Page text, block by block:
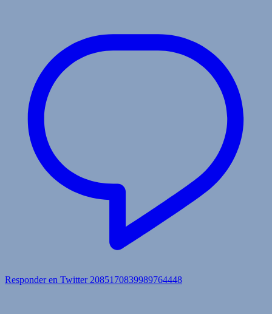
Responder en Twitter 2085170839989764448